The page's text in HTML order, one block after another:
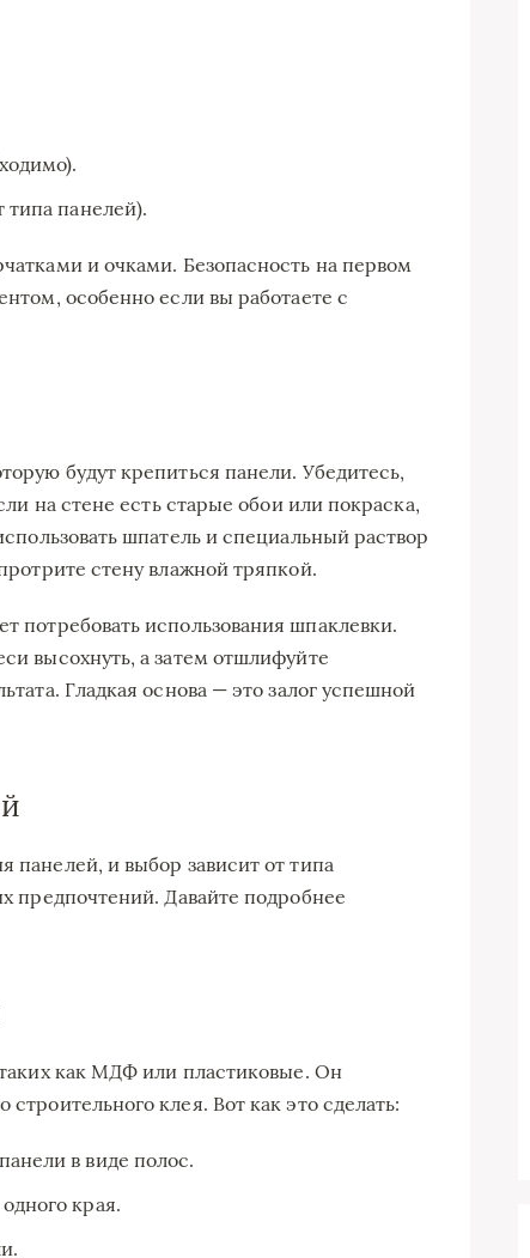
типа панелей).
и очками. Безопасность на первом
особенно если вы работаете с
будут крепиться панели. Убедитесь,
на стене есть старые обои или покраска,
шпатель и специальный раствор
стену влажной тряпкой.
потребовать использования шпаклевки.
высохнуть, а затем отшлифуйте
Гладкая основа — это залог успешной
панелей, и выбор зависит от типа
предпочтений. Давайте подробнее
как МДФ или пластиковые. Он
клея. Вот как это сделать:
в виде полос.
края.